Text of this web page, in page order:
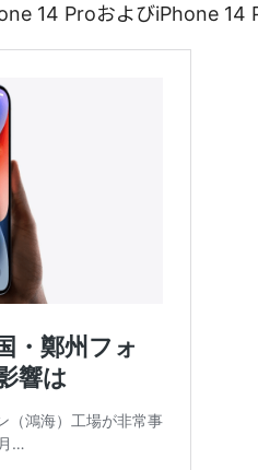
14 ProおよびiPhone